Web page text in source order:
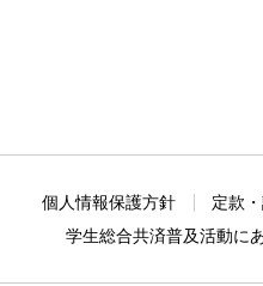
個人情報保護方針 定款
学生総合共済普及活動に